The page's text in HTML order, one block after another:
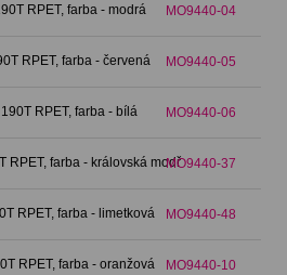
MO9440-04
MO9440-05
MO9440-06
MO9440-37
MO9440-48
MO9440-10